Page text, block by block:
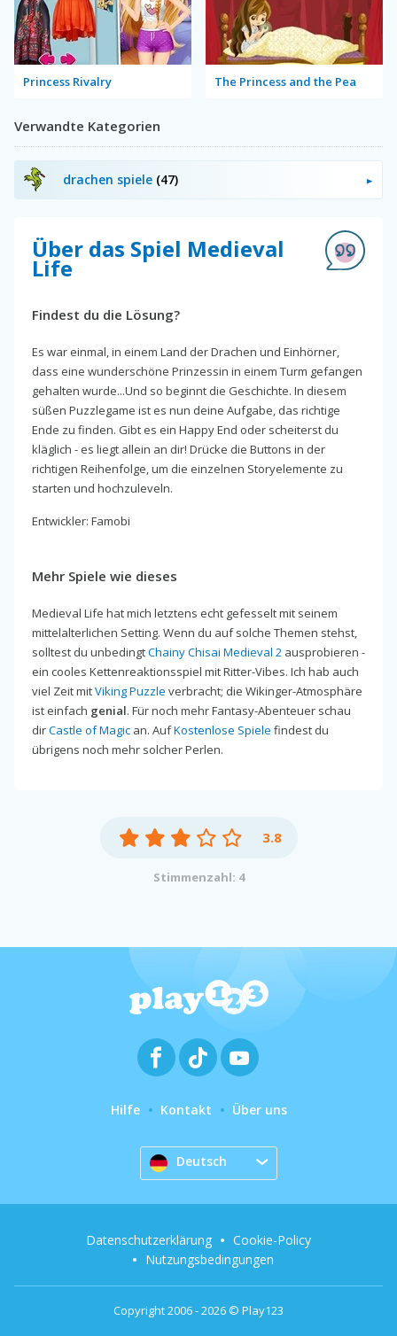
Princess Rivalry The Princess and the Pea
Verwandte Kategorien
drachen spiele (47)
Über das Spiel Medieval
Life
Findest du die Lösung?
Es war einmal, in einem Land der Drachen und Einhörner,
dass eine wunderschöne Prinzessin in einem Turm gefangen
gehalten wurde...Und so beginnt die Geschichte. In diesem
süßen Puzzlegame ist es nun deine Aufgabe, das richtige
Ende zu finden. Gibt es ein Happy End oder scheiterst du
kläglich - es liegt allein an dir! Drücke die Buttons in der
richtigen Reihenfolge, um die einzelnen Storyelemente zu
starten und hochzuleveln.
Entwickler: Famobi
Mehr Spiele wie dieses
Medieval Life hat mich letztens echt gefesselt mit seinem
mittelalterlichen Setting. Wenn du auf solche Themen stehst,
solltest du unbedingtChainy Chisai Medieval 2 ausprobieren -
ein cooles Kettenreaktionsspiel mit Ritter-Vibes. Ich hab auch
viel Zeit mitViking Puzzle verbracht; die Wikinger-Atmosphäre
ist einfach genial. Für noch mehr Fantasy-Abenteuer schau
dirCastle of Magic an. AufKostenlose Spiele findest du
übrigens noch mehr solcher Perlen.
3.8
Stimmenzahl: 4
Hilfe Kontakt Über uns
Deutsch
Copyright 2006 - 2026 © Play123
Datenschutzerklärung
Cookie-Policy
Nutzungsbedingungen